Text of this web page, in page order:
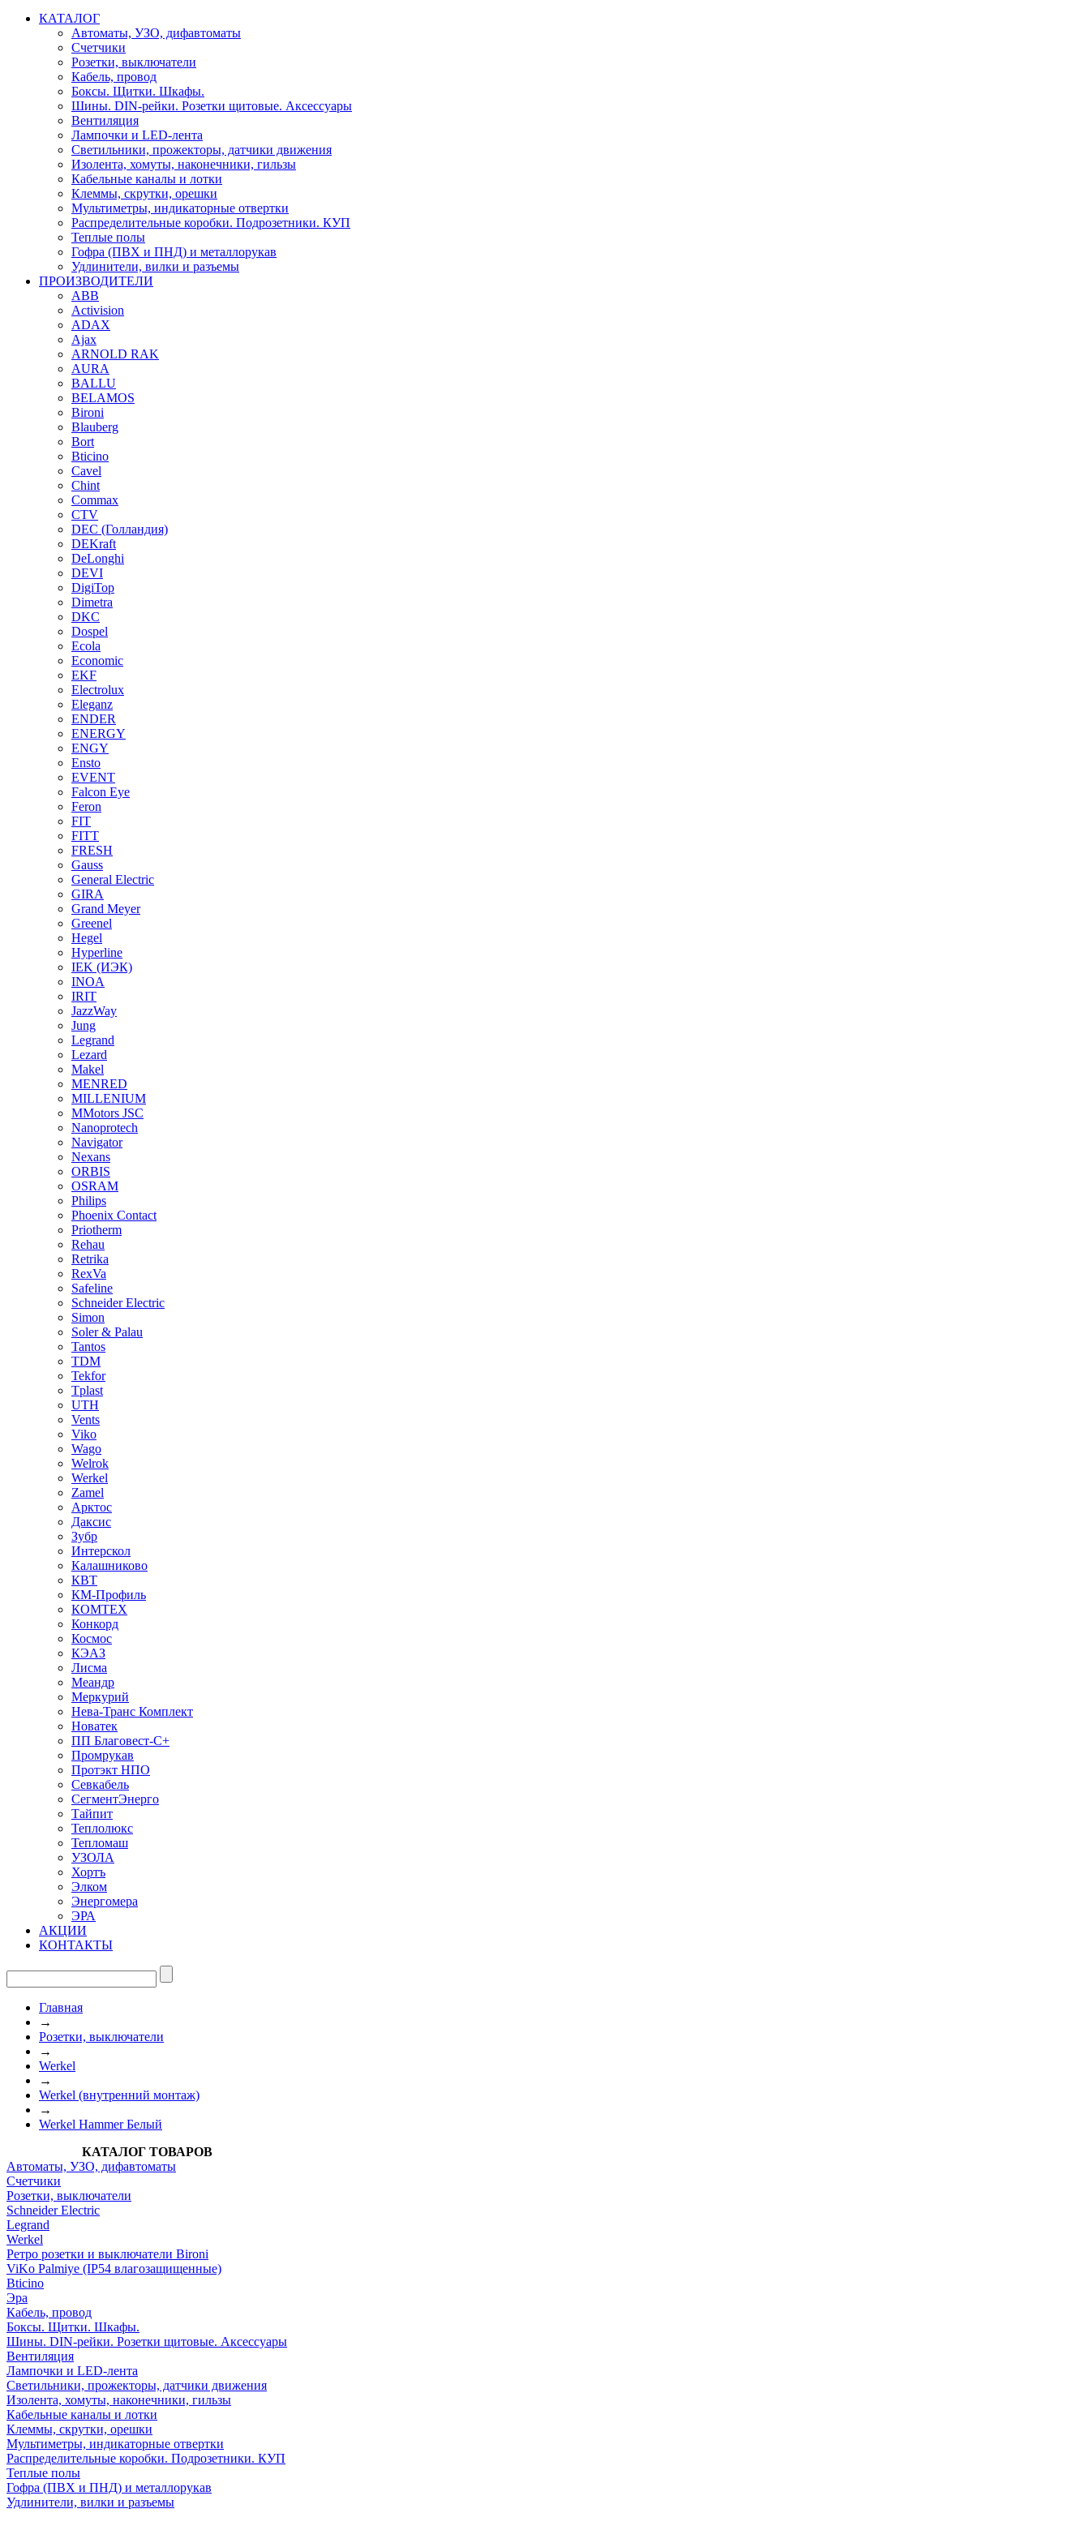
КАТАЛОГ
Автоматы, УЗО, дифавтоматы
Счетчики
Розетки, выключатели
Кабель, провод
Боксы. Щитки. Шкафы.
Шины. DIN-рейки. Розетки щитовые. Аксессуары
Вентиляция
Лампочки и LED-лента
Светильники, прожекторы, датчики движения
Изолента, хомуты, наконечники, гильзы
Кабельные каналы и лотки
Клеммы, скрутки, орешки
Мультиметры, индикаторные отвертки
Распределительные коробки. Подрозетники. КУП
Теплые полы
Гофра (ПВХ и ПНД) и металлорукав
Удлинители, вилки и разъемы
ПРОИЗВОДИТЕЛИ
ABB
Activision
ADAX
Ajax
ARNOLD RAK
AURA
BALLU
BELAMOS
Bironi
Blauberg
Bort
Bticino
Cavel
Chint
Commax
CTV
DEC (Голландия)
DEKraft
DeLonghi
DEVI
DigiTop
Dimetra
DKC
Dospel
Ecola
Economic
EKF
Electrolux
Eleganz
ENDER
ENERGY
ENGY
Ensto
EVENT
Falcon Eye
Feron
FIT
FITT
FRESH
Gauss
General Electric
GIRA
Grand Meyer
Greenel
Hegel
Hyperline
IEK (ИЭК)
INOA
IRIT
JazzWay
Jung
Legrand
Lezard
Makel
MENRED
MILLENIUM
MMotors JSC
Nanoprotech
Navigator
Nexans
ORBIS
OSRAM
Philips
Phoenix Contact
Priotherm
Rehau
Retrika
RexVa
Safeline
Schneider Electric
Simon
Soler & Palau
Tantos
TDM
Tekfor
Tplast
UTH
Vents
Viko
Wago
Welrok
Werkel
Zamel
Арктос
Даксис
Зубр
Интерскол
Калашниково
КВТ
КМ-Профиль
КОМТЕХ
Конкорд
Космос
КЭАЗ
Лисма
Меандр
Меркурий
Нева-Транс Комплект
Новатек
ПП Благовест-С+
Промрукав
Протэкт НПО
Севкабель
СегментЭнерго
Тайпит
Теплолюкс
Тепломаш
УЗОЛА
Хортъ
Элком
Энергомера
ЭРА
АКЦИИ
КОНТАКТЫ
Главная
→
Розетки, выключатели
→
Werkel
→
Werkel (внутренний монтаж)
→
Werkel Hammer Белый
КАТАЛОГ ТОВАРОВ
Автоматы, УЗО, дифавтоматы
Счетчики
Розетки, выключатели
Schneider Electric
Legrand
Werkel
Ретро розетки и выключатели Bironi
ViKo Palmiye (IP54 влагозащищенные)
Bticino
Эра
Кабель, провод
Боксы. Щитки. Шкафы.
Шины. DIN-рейки. Розетки щитовые. Аксессуары
Вентиляция
Лампочки и LED-лента
Светильники, прожекторы, датчики движения
Изолента, хомуты, наконечники, гильзы
Кабельные каналы и лотки
Клеммы, скрутки, орешки
Мультиметры, индикаторные отвертки
Распределительные коробки. Подрозетники. КУП
Теплые полы
Гофра (ПВХ и ПНД) и металлорукав
Удлинители, вилки и разъемы